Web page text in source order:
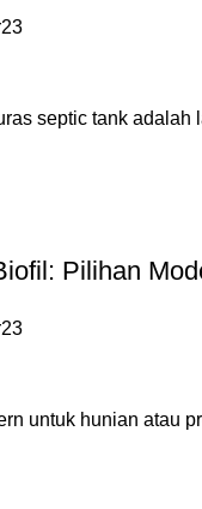
septic tank
Pilihan
untuk hunian atau